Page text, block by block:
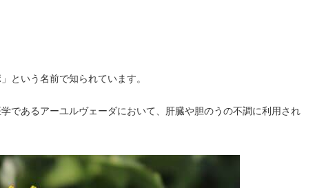
という名前で知られています。
であるアーユルヴェーダにおいて、肝臓や胆のうの不調に利用され